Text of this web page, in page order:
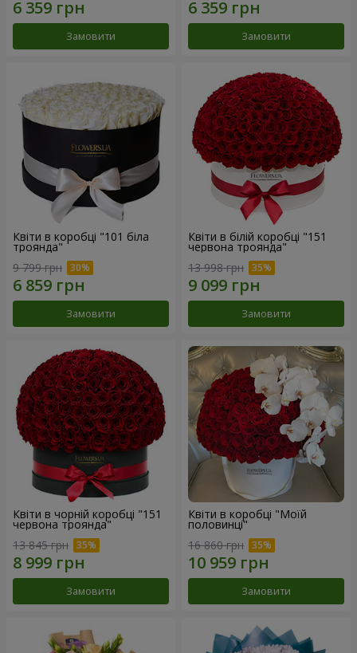
Замовити Замовити
Квіти в коробці "101 біла
троянда"
9 799 грн
Замовити
Квіти в білій коробці "151
червона троянда"
13 998 грн
Замовити
Квіти в чорній коробці "151
червона троянда"
13 845 грн
Замовити
Квіти в коробці "Моїй
половинці"
16 860 грн
Замовити